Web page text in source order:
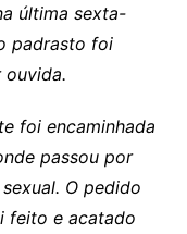
última sexta-
padrasto foi
ouvida.
foi encaminhada
passou por
O pedido
feito e acatado